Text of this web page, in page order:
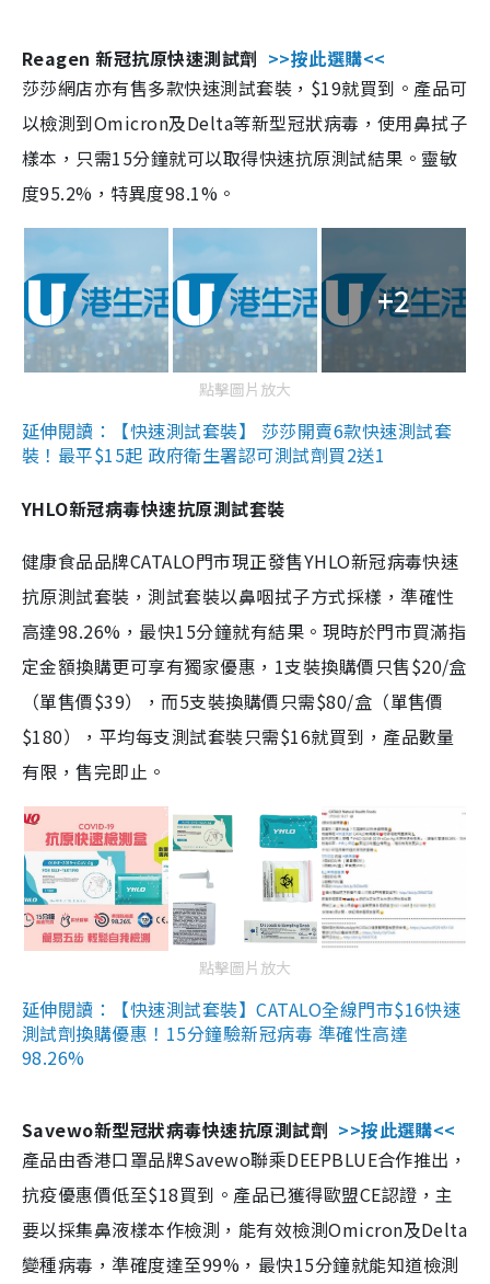
Reagen 新冠抗原快速測試劑 >>按此選購<<
莎莎網店亦有售多款快速測試套裝，$19就買到。產品可
以檢測到Omicron及Delta等新型冠狀病毒，使用鼻拭子
樣本，只需15分鐘就可以取得快速抗原測試結果。靈敏
度95.2%，特異度98.1%。
+2
點擊圖片放大
延伸閱讀：【快速測試套裝】 莎莎開賣6款快速測試套
裝！最平$15起 政府衛生署認可測試劑買2送1
YHLO新冠病毒快速抗原測試套裝
健康食品品牌CATALO門市現正發售YHLO新冠病毒快速
抗原測試套裝，測試套裝以鼻咽拭子方式採樣，準確性
高達98.26%，最快15分鐘就有結果。現時於門市買滿指
定金額換購更可享有獨家優惠，1支裝換購價只售$20/盒
（單售價$39），而5支裝換購價只需$80/盒（單售價
$180），平均每支測試套裝只需$16就買到，產品數量
有限，售完即止。
點擊圖片放大
延伸閱讀：【快速測試套裝】CATALO全線門市$16快速
測試劑換購優惠！15分鐘驗新冠病毒 準確性高達
98.26%
Savewo新型冠狀病毒快速抗原測試劑 >>按此選購<<
產品由香港口罩品牌Savewo聯乘DEEPBLUE合作推出，
抗疫優惠價低至$18買到。產品已獲得歐盟CE認證，主
要以採集鼻液樣本作檢測，能有效檢測Omicron及Delta
變種病毒，準確度達至99%，最快15分鐘就能知道檢測